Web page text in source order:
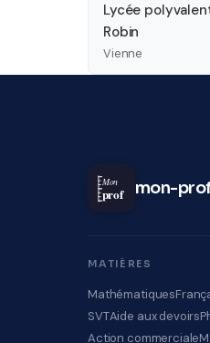
Lycée
Robin
Vienne
Mon
prof mon-
MATIÈRES
Mathématiques
SVTAide aux devoirs
Action commerciale